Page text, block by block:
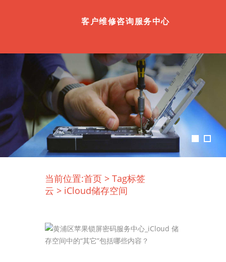
客户维修咨询服务中心
当前位置:首页 > Tag标签
云 > iCloud储存空间